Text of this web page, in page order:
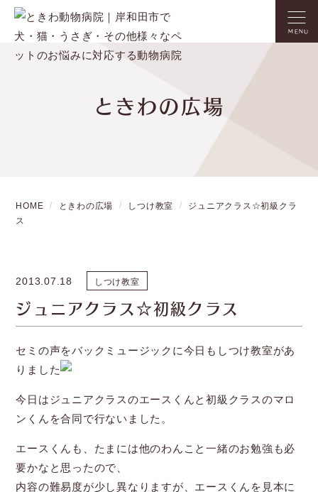
MENU
ときわの広場
HOME ときわの広場 しつけ教室
ジュニアクラス☆初級クラ
ス
2013.07.18 しつけ教室
ジュニアクラス☆初級クラス
セミの声をバックミュージックに今日もしつけ教室があ
りました
今日はジュニアクラスのエースくんと初級クラスのマロ
ンくんを合同で行ないました。
エースくんも、たまには他のわんこと一緒のお勉強も必
要かなと思ったので、
内容の難易度が少し異なりますが、エースくんを見本に